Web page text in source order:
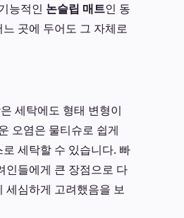
능적인 논슬립 매트인 동
곳에 두어도 그 자체로
세탁에도 형태 변형이
오염은 물티슈로 쉽게
세탁할 수 있습니다. 빠
인들에게 큰 장점으로 다
세심하게 고려했음을 보